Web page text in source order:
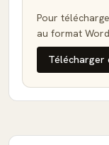
Pour
au format
Télécharger